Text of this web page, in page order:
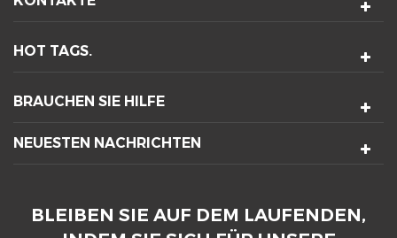
HOT TAGS.
BRAUCHEN SIE HILFE
NEUESTEN NACHRICHTEN
BLEIBEN SIE AUF DEM LAUFENDEN,